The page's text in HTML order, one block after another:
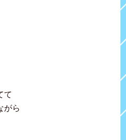
て
がら